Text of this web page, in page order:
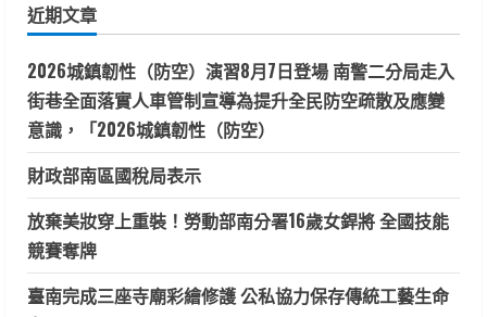
字:
近期文章
2026城鎮韌性（防空）演習8月7日登場 南警二分局走入
街巷全面落實人車管制宣導為提升全民防空疏散及應變
意識，「2026城鎮韌性（防空）
財政部南區國稅局表示
放棄美妝穿上重裝！勞動部南分署16歲女銲將 全國技能
競賽奪牌
臺南完成三座寺廟彩繪修護 公私協力保存傳統工藝生命